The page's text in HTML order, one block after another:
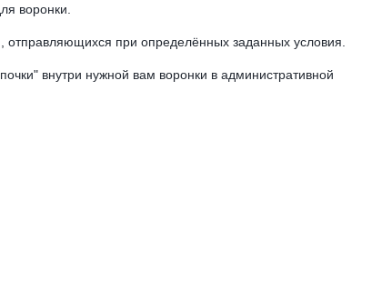
воронки.
отправляющихся при определённых заданных условия.
внутри нужной вам воронки в административной